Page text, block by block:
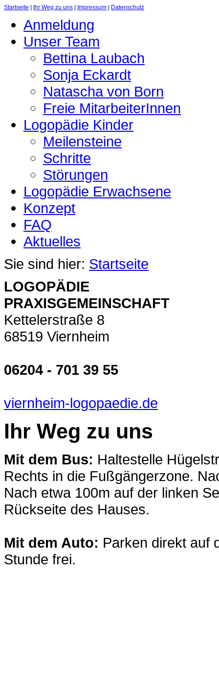
Startseite Ihr Weg zu uns Impressum Datenschutz
Anmeldung
Unser Team
Bettina Laubach
Sonja Eckardt
Natascha von Born
Freie MitarbeiterInnen
Logopädie Kinder
Meilensteine
Schritte
Störungen
Logopädie Erwachsene
Konzept
FAQ
Aktuelles
Sie sind hier: Startseite
LOGOPÄDIE
PRAXISGEMEINSCHAFT
Kettelerstraße 8
68519 Viernheim
06204 - 701 39 55
viernheim-logopaedie.de
Ihr Weg zu uns
Mit dem Bus: Haltestelle
Rechts in die Fußgängerzone.
Nach etwa 100m auf der linken
Rückseite des Hauses.
Mit dem Auto: Parken direkt auf
Stunde frei.